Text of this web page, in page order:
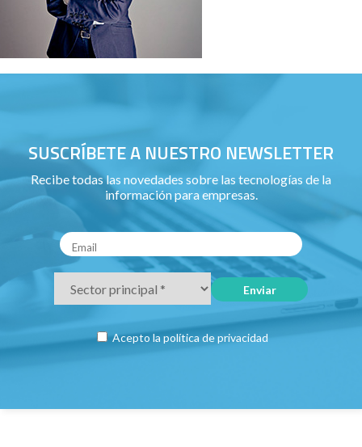
SUSCRÍBETE A NUESTRO NEWSLETTER
Recibe todas las novedades sobre las tecnologías de la
información para empresas.
Acepto la política de privacidad